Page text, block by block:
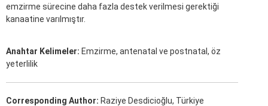
emzirme sürecine daha fazla destek verilmesi gerektiği
kanaatine varılmıştır.
Anahtar Kelimeler: Emzirme, antenatal ve postnatal, öz
yeterlilik
Corresponding Author: Raziye Desdicioğlu, Türkiye